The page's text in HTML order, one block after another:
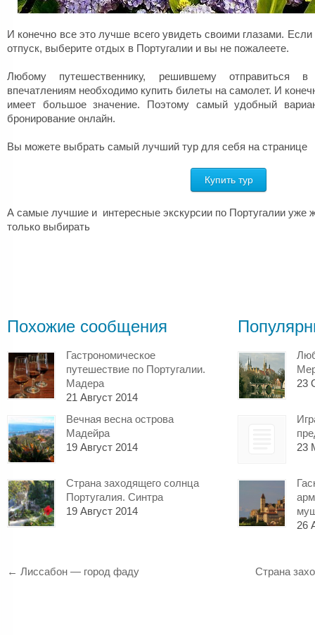
И конечно все это лучше всего увидеть своими глазами.
отпуск, выберите отдых в Португалии и вы не пожалеете.
Любому путешественнику, решившему отправиться
впечатлениям необходимо купить билеты на самолет. И
имеет большое значение. Поэтому самый удобный
бронирование онлайн.
Вы можете выбрать самый лучший тур для себя на странице
Купить тур
А самые лучшие и интересные экскурсии по Португалии уже
только выбирать
Похожие сообщения
Гастрономическое
путешествие по Португалии.
Мадера
21 Август 2014
Вечная весна острова
Мадейра
19 Август 2014
Страна заходящего солнца
Португалия. Синтра
19 Август 2014
23
23
26
← Лиссабон — город фаду Страна